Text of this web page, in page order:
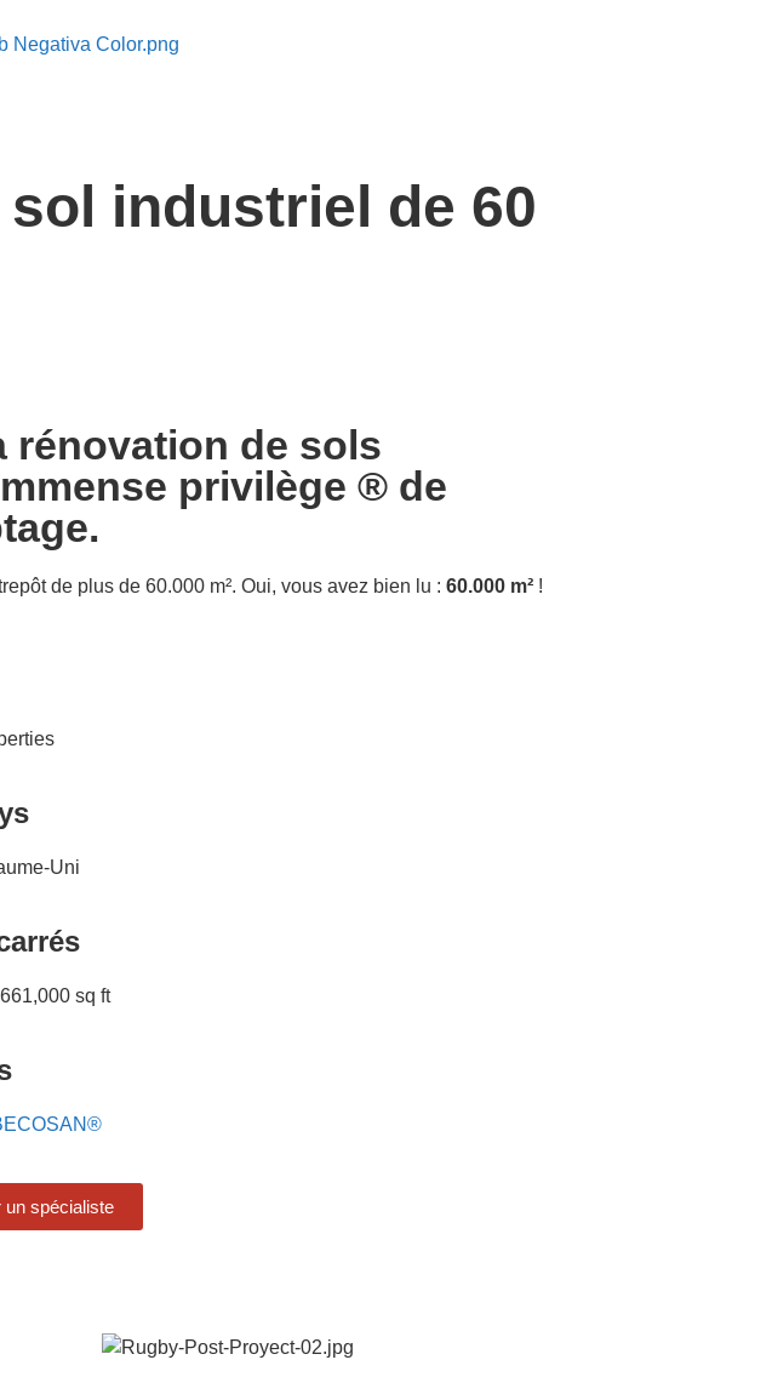
industriel de 60
rénovation de sols
privilège ® de
de plus de 60.000 m². Oui, vous avez bien lu : 60.000 m² !
Uni
sq ft
un spécialiste